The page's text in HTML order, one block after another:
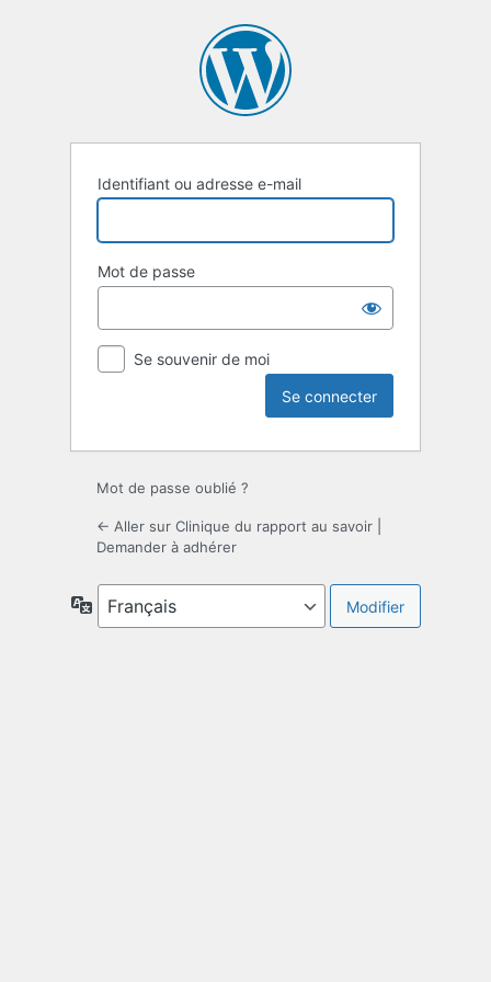
Identifiant ou adresse e-mail
Mot de passe
Se souvenir de moi
Mot de passe oublié ?
← Aller sur Clinique du rapport au savoir
Demander à adhérer
Langue